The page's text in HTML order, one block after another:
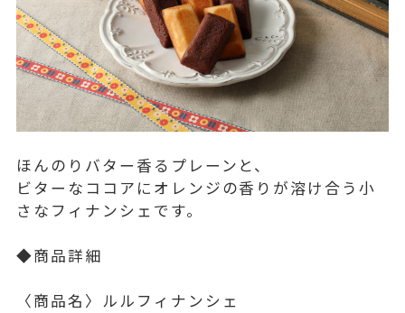
ほんのりバター香るプレーンと、
ビターなココアにオレンジの香りが溶け合う小
さなフィナンシェです。
◆商品詳細
〈商品名〉ルルフィナンシェ